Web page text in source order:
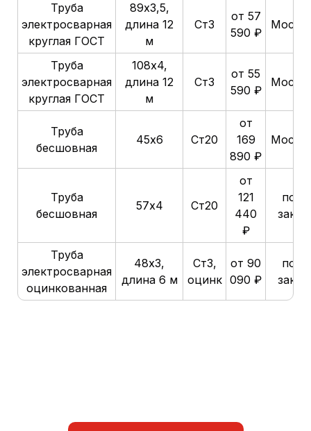
Труба
электросварная
круглая ГОСТ
89х3,5,
длина 12
м
Ст3
от 57
590 ₽
Труба
электросварная
круглая ГОСТ
108х4,
длина 12
м
Ст3
от 55
590 ₽
Труба
бесшовная
45х6 Ст20
от
169
890 ₽
Труба
бесшовная
57х4 Ст20
от
121
440
₽
под
заказ
Труба
электросварная
оцинкованная
48х3,
длина 6 м
Ст3,
оцинк
от 90
090 ₽
под
заказ